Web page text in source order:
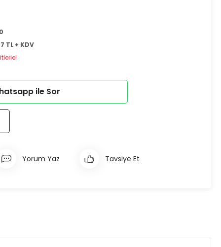
TL + KDV
ile Sor
Yorum Yaz Tavsiye Et